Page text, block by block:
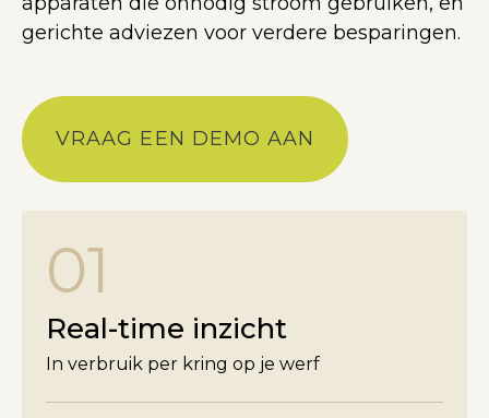
gerichte adviezen voor verdere besparingen.
VRAAG EEN DEMO AAN
01
Real-time inzicht
In verbruik per kring op je werf